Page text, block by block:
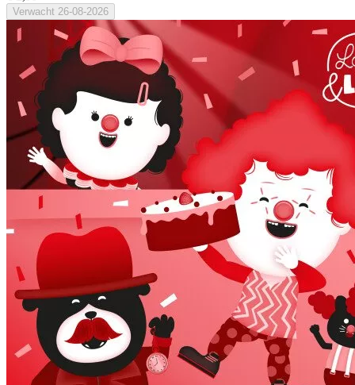
Verwacht 26-08-2026